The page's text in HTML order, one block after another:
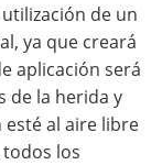
de un
ya que creará
aplicación será
de la herida y
esté al aire libre
los